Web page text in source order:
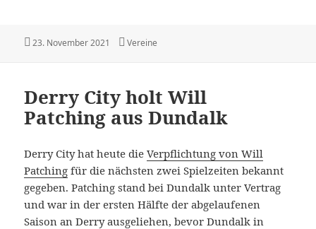
Veröffentlicht
23. November 2021 Kategorien
Vereine
Derry City holt Will
Patching aus Dundalk
Derry City hat heute dieVerpflichtung von Will
Patching für die nächsten zwei Spielzeiten bekannt
gegeben. Patching stand bei Dundalk unter Vertrag
und war in der ersten Hälfte der abgelaufenen
Saison an Derry ausgeliehen, bevor Dundalk in